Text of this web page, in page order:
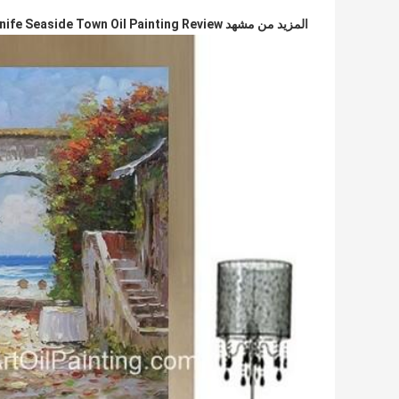
المزيد من مشهد Palette Knife Seaside Town Oil Painting Review